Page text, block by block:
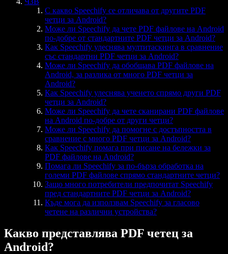
С какво Speechify се отличава от другите PDF
четци за Android?
Може ли Speechify да чете PDF файлове на Android
по-добре от стандартните PDF четци за Android?
Как Speechify улеснява мултитаскинга в сравнение
със стандартни PDF четци за Android?
Може ли Speechify да обобщава PDF файлове на
Android, за разлика от много PDF четци за
Android?
Как Speechify улеснява ученето спрямо други PDF
четци за Android?
Може ли Speechify да чете сканирани PDF файлове
на Android по-добре от други четци?
Може ли Speechify да помогне с достъпността в
сравнение с много PDF четци за Android?
Как Speechify помага при писане на бележки за
PDF файлове на Android?
Помага ли Speechify за по-бърза обработка на
големи PDF файлове спрямо стандартните четци?
Защо много потребители предпочитат Speechify
пред стандартните PDF четци за Android?
Къде мога да използвам Speechify за гласово
четене на различни устройства?
Какво представлява PDF четец за
Android?